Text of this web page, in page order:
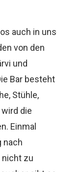
auch in
von den
und
Bar besteht
Stühle,
die
Einmal
nach
zu